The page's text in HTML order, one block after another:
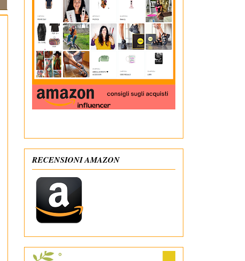
RECENSIONI AMAZON